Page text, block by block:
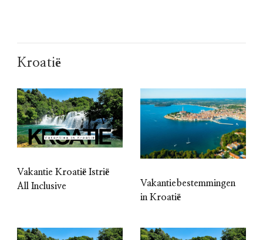
Kroatië
Vakantie Kroatië Istrië
All Inclusive
Vakantiebestemmingen
in Kroatië